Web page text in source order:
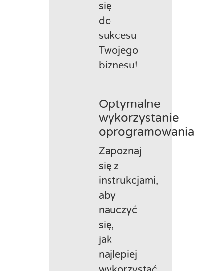
się
do
sukcesu
Twojego
biznesu!
Optymalne
wykorzystanie
oprogramowania
Zapoznaj
się z
instrukcjami,
aby
nauczyć
się,
jak
najlepiej